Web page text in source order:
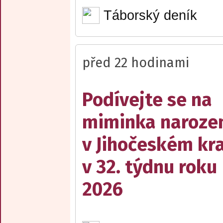
Táborský deník
před 22 hodinami
Podívejte se na
miminka
v Jihočeském
v 32. týdnu roku
2026